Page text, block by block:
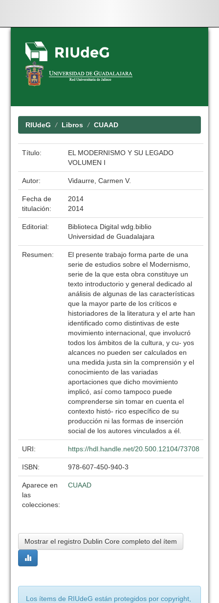
Skip
navigation
RIUdeG Libros CUAAD
Título:
EL MODERNISMO Y SU LEGADO
VOLUMEN I
Autor: Vidaurre, Carmen V.
Fecha de
titulación:
2014
2014
Editorial:
Biblioteca Digital wdg.biblio
Universidad de Guadalajara
Resumen:
El presente trabajo forma parte de una
serie de estudios sobre el Modernismo,
serie de la que esta obra constituye un
texto introductorio y general dedicado al
análisis de algunas de las características
que la mayor parte de los críticos e
historiadores de la literatura y el arte han
identificado como distintivas de este
movimiento internacional, que involucró
todos los ámbitos de la cultura, y cu- yos
alcances no pueden ser calculados en
una medida justa sin la comprensión y el
conocimiento de las variadas
aportaciones que dicho movimiento
implicó, así como tampoco puede
comprenderse sin tomar en cuenta el
contexto histó- rico específico de su
producción ni las formas de inserción
social de los autores vinculados a él.
URI: https://hdl.handle.net/20.500.12104/73708
ISBN: 978-607-450-940-3
Aparece en
las
colecciones:
CUAAD
Mostrar el registro Dublin Core completo del ítem
Los ítems de RIUdeG están protegidos por copyright,